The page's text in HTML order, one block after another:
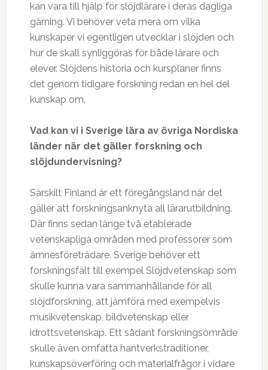
kan vara till hjälp för slöjdlärare i deras dagliga
gärning. Vi behöver veta mera om vilka
kunskaper vi egentligen utvecklar i slöjden och
hur de skall synliggöras för både lärare och
elever. Slöjdens historia och kursplaner finns
det genom tidigare forskning redan en hel del
kunskap om.
Vad kan vi i Sverige lära av övriga Nordiska
länder när det gäller forskning och
slöjdundervisning?
Särskilt Finland är ett föregångsland när det
gäller att forskningsanknyta all lärarutbildning.
Där finns sedan länge två etablerade
vetenskapliga områden med professorer som
ämnesföreträdare. Sverige behöver ett
forskningsfält till exempel Slöjdvetenskap som
skulle kunna vara sammanhållande för all
slöjdforskning, att jämföra med exempelvis
musikvetenskap, bildvetenskap eller
idrottsvetenskap. Ett sådant forskningsområde
skulle även omfatta hantverkstraditioner,
kunskapsöverföring och materialfrågor i vidare